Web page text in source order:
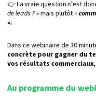
👉 La vraie question n’est
de leads ? »mais plutôt«
».
Dans ce webinaire de 30
concrète pour gagner du
vos résultats commerciaux
Au programme du